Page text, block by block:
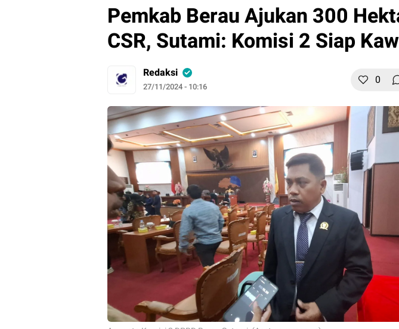
Pemkab Berau Ajukan 300
CSR, Sutami: Komisi 2 Siap
Redaksi
27/11/2024 - 10:16 0